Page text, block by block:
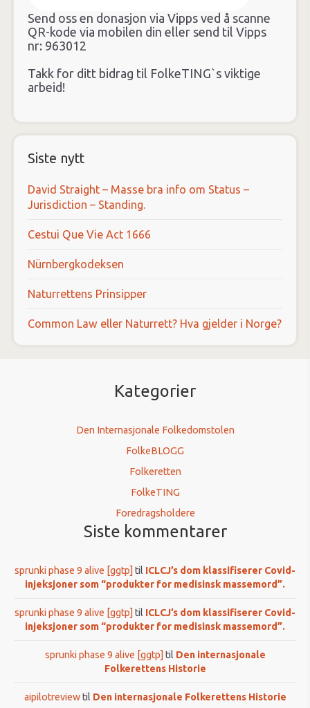
Send oss en donasjon via Vipps ved å scanne
QR-kode via mobilen din eller send til Vipps
nr: 963012
Takk for ditt bidrag til FolkeTING`s viktige
arbeid!
Siste nytt
David Straight – Masse bra info om Status –
Jurisdiction – Standing.
Cestui Que Vie Act 1666
Nürnbergkodeksen
Naturrettens Prinsipper
Common Law eller Naturrett? Hva gjelder i Norge?
Kategorier
Den Internasjonale Folkedomstolen
FolkeBLOGG
Folkeretten
FolkeTING
Foredragsholdere
Siste kommentarer
sprunki phase 9 alive [ggtp] til ICLCJ’s dom klassifiserer Covid-
injeksjoner som “produkter for medisinsk massemord”.
sprunki phase 9 alive [ggtp] til ICLCJ’s dom klassifiserer Covid-
injeksjoner som “produkter for medisinsk massemord”.
sprunki phase 9 alive [ggtp] til Den internasjonale
Folkerettens Historie
aipilotreviewtil Den internasjonale Folkerettens Historie